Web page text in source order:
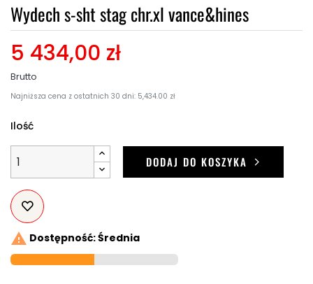
Wydech s-sht stag chr.xl vance&hines
5 434,00 zł
Brutto
Najniższa cena z ostatnich 30 dni: 5,434.00 zł
Ilość
DODAJ DO KOSZYKA
 Dostępność: Średnia